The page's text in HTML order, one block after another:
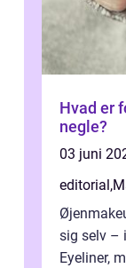
Hvad er
negle?
03 juni
editorial ,
sig selv –
Eyeliner,